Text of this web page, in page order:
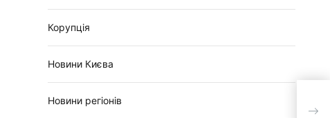
Корупція
Новини Києва
Новини регіонів